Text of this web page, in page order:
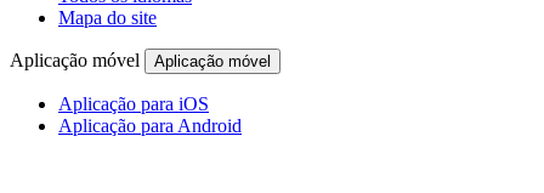
Mapa do site
Aplicação móvel Aplicação móvel
Aplicação para iOS
Aplicação para Android